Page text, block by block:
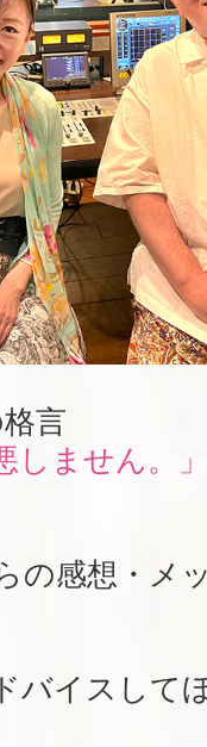
言
しません。
の感想・メ
イスして